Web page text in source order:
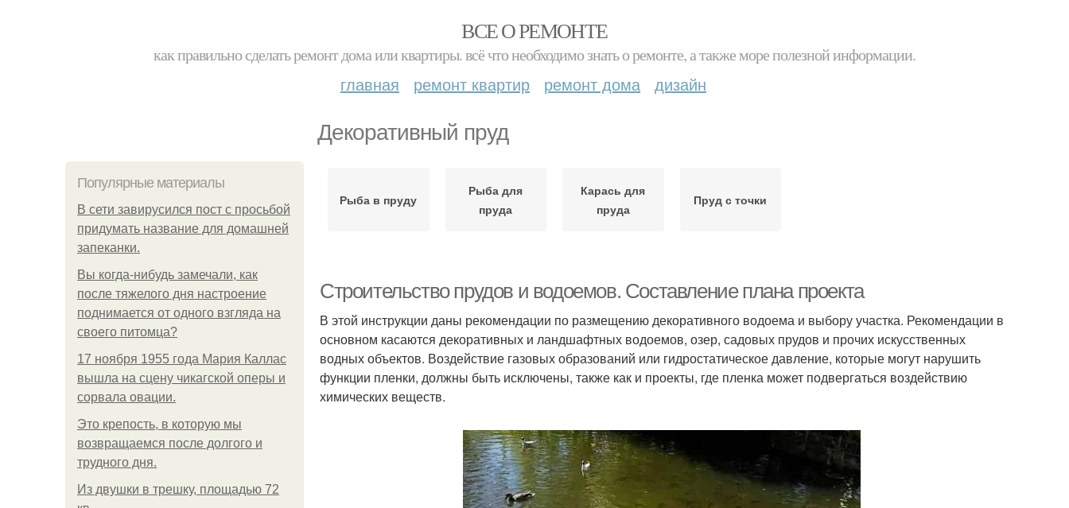
ВСЕ О РЕМОНТЕ
как правильно сделать ремонт дома или квартиры. всё что необходимо знать о ремонте, а также море полезной информации.
главная ремонт квартир ремонт дома дизайн
Декоративный пруд
Популярные материалы
В сети завирусился пост с просьбой
придумать название для домашней
запеканки.
Вы когда-нибудь замечали, как
после тяжелого дня настроение
поднимается от одного взгляда на
своего питомца?
17 ноября 1955 года Мария Каллас
вышла на сцену чикагской оперы и
сорвала овации.
Это крепость, в которую мы
возвращаемся после долгого и
трудного дня.
Из двушки в трешку, площадью 72
Рыба в пруду
Рыба для
пруда
Карась для
пруда
Пруд с точки
Строительство прудов и водоемов. Составление плана проекта
В этой инструкции даны рекомендации по размещению декоративного водоема и выбору участка. Рекомендации в
основном касаются декоративных и ландшафтных водоемов, озер, садовых прудов и прочих искусственных
водных объектов. Воздействие газовых образований или гидростатическое давление, которые могут нарушить
функции пленки, должны быть исключены, также как и проекты, где пленка может подвергаться воздействию
химических веществ.